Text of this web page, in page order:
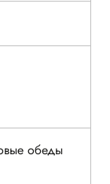
обеды